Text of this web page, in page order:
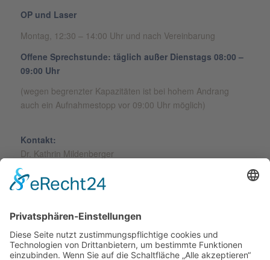
OP und Laser
Montag, 12:30 – 14:00 Uhr und nach Vereinbarung
Offene Sprechstunde: täglich außer Dienstags 08:00 –
09:00 Uhr
(wegen begrenzter Kapazitäten ist bei hohem Andrang
auch ein Aufnahmestopp vor 09:00 Uhr möglich)
Kontakt:
Dr. Kathrin Mildenberger
Friedhofstr. 10
16792 Zehdenick